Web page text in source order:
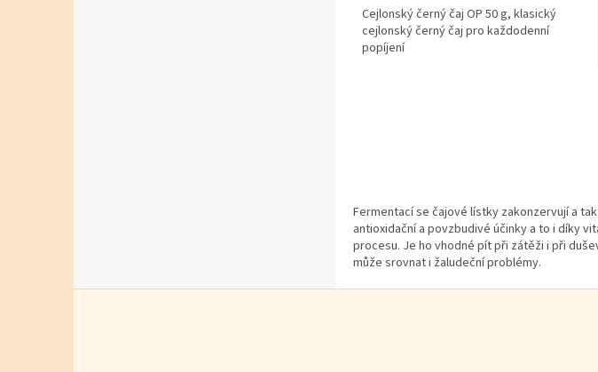
Cejlonský černý čaj OP 50 g, klasický
cejlonský černý čaj pro každodenní
popíjení
Fermentací se čajové lístky zakonzervují a
antioxidační a povzbudivé účinky a to i díky
procesu. Je ho vhodné pít při zátěži i při
může srovnat i žaludeční problémy.